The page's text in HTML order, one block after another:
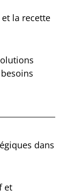
la recette
dans
et